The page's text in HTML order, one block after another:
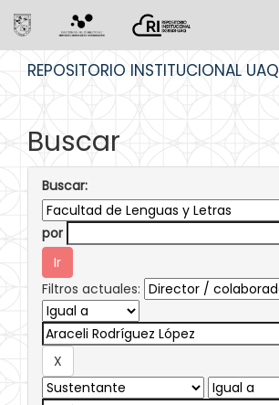
REPOSITORIO INSTITUCIONAL UAQ
Buscar
Buscar:
por
Filtros actuales: